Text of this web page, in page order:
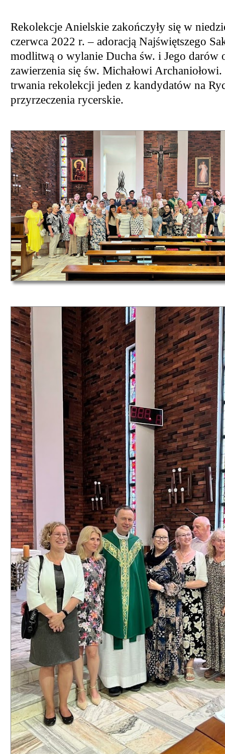
Rekolekcje Anielskie zakończyły się w
czerwca 2022 r. – adoracją Najświętszego
modlitwą o wylanie Ducha św. i Jego darów
zawierzenia się św. Michałowi
trwania rekolekcji jeden z kandydatów na
przyrzeczenia rycerskie.